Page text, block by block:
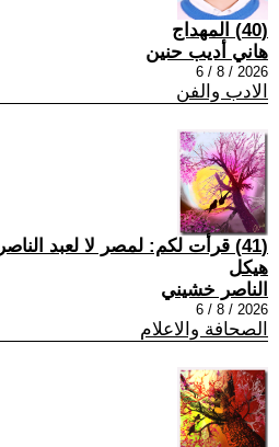
(40) المهداج
هاني أديب حنين
2026 / 8 / 6
الادب والفن
(41) قرأت لكم: لمصر لا لعبد
هيكل
الناصر خشيني
2026 / 8 / 6
الصحافة والاعلام